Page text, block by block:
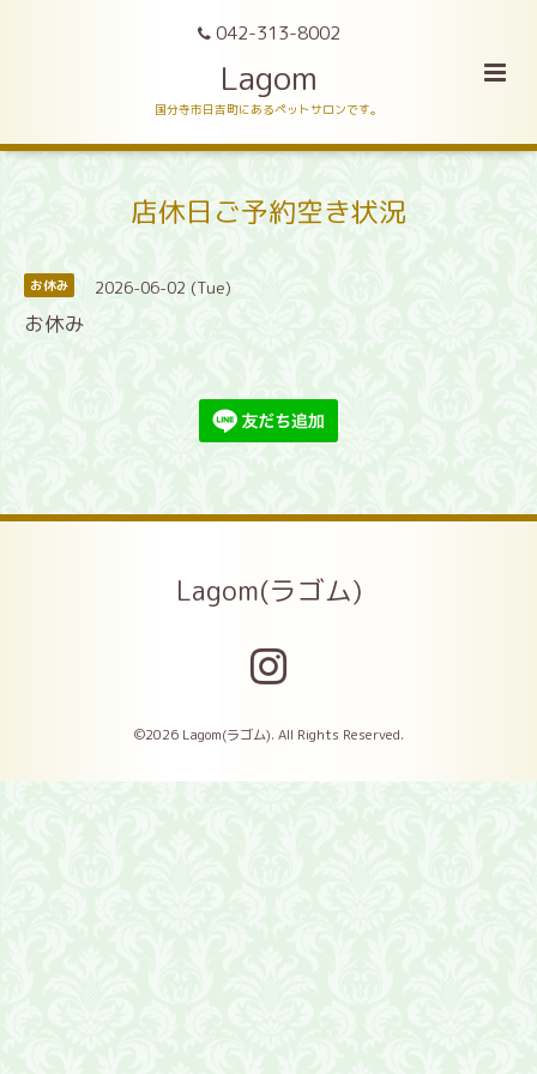
042-313-8002
Lagom
国分寺市日吉町にあるペットサロンです。
店休日ご予約空き状況
お休み 2026-06-02 (Tue)
お休み
Lagom(ラゴム)
©2026 Lagom(ラゴム). All Rights Reserved.